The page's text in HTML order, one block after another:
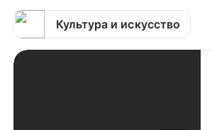
Культура и искусство